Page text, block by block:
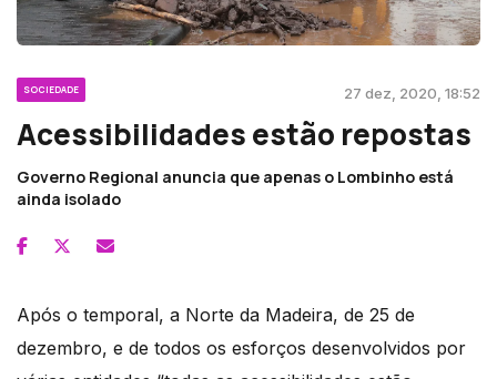
SOCIEDADE 27 dez, 2020, 18:52
Acessibilidades estão repostas
Governo Regional anuncia que apenas o Lombinho está
ainda isolado
Após o temporal, a Norte da Madeira, de 25 de
dezembro, e de todos os esforços desenvolvidos por